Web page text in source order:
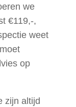
we
€119,-,
weet
op
zijn altijd